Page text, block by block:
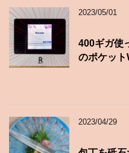
2023/05/01
400ギガ使
のポケット
2023/04/29